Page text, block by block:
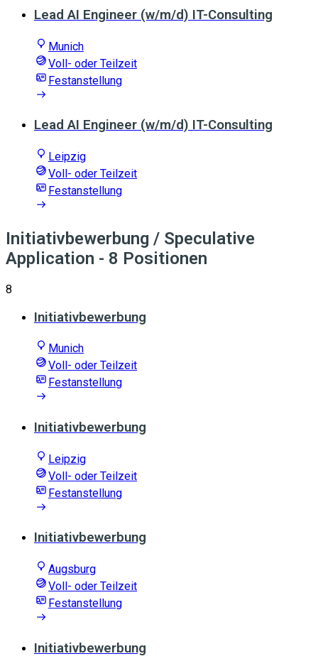
Lead AI Engineer (w/m/d) IT-Consulting
Munich
Voll- oder Teilzeit
Festanstellung
Lead AI Engineer (w/m/d) IT-Consulting
Leipzig
Voll- oder Teilzeit
Festanstellung
Initiativbewerbung / Speculative
Application - 8 Positionen
8
Initiativbewerbung
Munich
Voll- oder Teilzeit
Festanstellung
Initiativbewerbung
Leipzig
Voll- oder Teilzeit
Festanstellung
Initiativbewerbung
Augsburg
Voll- oder Teilzeit
Festanstellung
Initiativbewerbung